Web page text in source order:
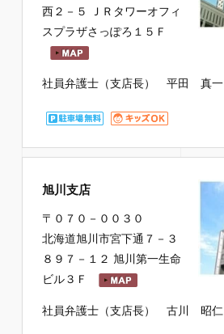
西２－５ ＪＲタワーオフィ
スプラザさっぽろ１５Ｆ
社員弁護士（支店長） 平田 真一
旭川支店
〒０７０－００３０
北海道旭川市宮下通７－３
８９７－１２ 旭川第一生命
ビル３Ｆ
社員弁護士（支店長） 古川 昭仁